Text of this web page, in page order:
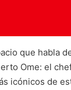
que habla
Ome: el
icónicos de